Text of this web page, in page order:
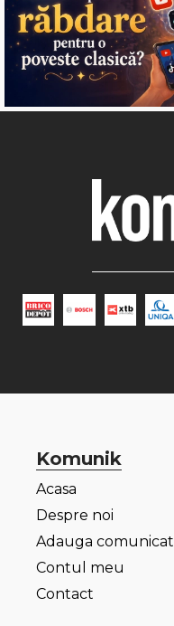
Komunik
Acasa
Despre noi
Adauga comunicat
Contul meu
Contact